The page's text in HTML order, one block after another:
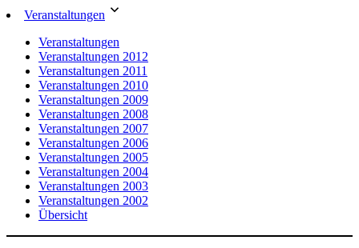
Veranstaltungen
Veranstaltungen
Veranstaltungen 2012
Veranstaltungen 2011
Veranstaltungen 2010
Veranstaltungen 2009
Veranstaltungen 2008
Veranstaltungen 2007
Veranstaltungen 2006
Veranstaltungen 2005
Veranstaltungen 2004
Veranstaltungen 2003
Veranstaltungen 2002
Übersicht